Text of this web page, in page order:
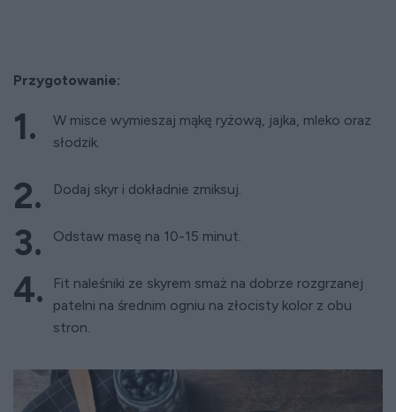
Przygotowanie:
W misce wymieszaj mąkę ryżową, jajka, mleko oraz
słodzik.
Dodaj skyr i dokładnie zmiksuj.
Odstaw masę na 10-15 minut.
Fit naleśniki ze skyrem smaż na dobrze rozgrzanej
patelni na średnim ogniu na złocisty kolor z obu
stron.